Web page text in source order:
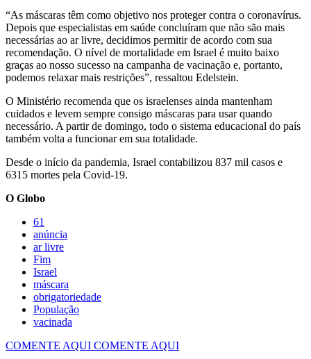
“As máscaras têm como objetivo nos proteger contra o coronavírus.
Depois que especialistas em saúde concluíram que não são mais
necessárias ao ar livre, decidimos permitir de acordo com sua
recomendação. O nível de mortalidade em Israel é muito baixo
graças ao nosso sucesso na campanha de vacinação e, portanto,
podemos relaxar mais restrições”, ressaltou Edelstein.
O Ministério recomenda que os israelenses ainda mantenham
cuidados e levem sempre consigo máscaras para usar quando
necessário. A partir de domingo, todo o sistema educacional do país
também volta a funcionar em sua totalidade.
Desde o início da pandemia, Israel contabilizou 837 mil casos e
6315 mortes pela Covid-19.
O Globo
61
anúncia
ar livre
Fim
Israel
máscara
obrigatoriedade
População
vacinada
COMENTE AQUI COMENTE AQUI